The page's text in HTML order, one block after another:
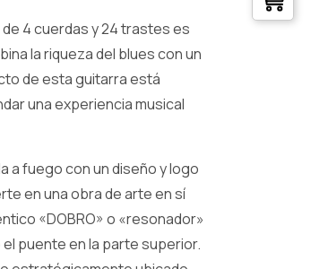
de 4 cuerdas y 24 trastes es
la riqueza del blues con un
de esta guitarra está
una experiencia musical
a fuego con un diseño y logo
en una obra de arte en sí
«DOBRO» o «resonador»
puente en la parte superior.